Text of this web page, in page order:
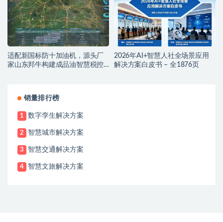
适配新国标防十加油机，源头厂
家山东邦牛构建成品油智慧税控
2026年AI+智慧人社全场景应用
解决方案白皮书 – 全1876页
销量排行榜
1 数字孪生解决方案
2 智慧城市解决方案
3 智慧交通解决方案
4 智慧文旅解决方案